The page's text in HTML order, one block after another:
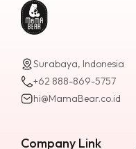
Surabaya, Indonesia
+62 888-869-5757
hi@MamaBear.co.id
Company Link